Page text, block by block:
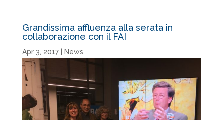
Grandissima affluenza alla serata in
collaborazione con il FAI
Apr 3, 2017| News